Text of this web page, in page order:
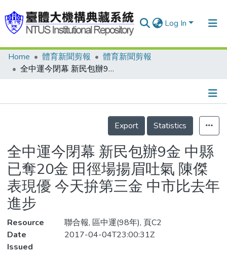
Log In
Communities & Collections
Statistics
Home 體育新聞剪報
體育新聞剪報
全中運今閉幕 新民包辦9金 中縣已奪20金 田徑場揚眉吐氣 陳傑表現優 今天拚第三金 中市比去年進步
Details
Export
Statistics
全中運今閉幕 新民包辦9金 中縣
已奪20金 田徑場揚眉吐氣 陳傑
表現優 今天拚第三金 中市比去年
進步
Resource
聯合報, 區中運(98年), 頁C2
Date
Issued
2017-04-04T23:00:31Z